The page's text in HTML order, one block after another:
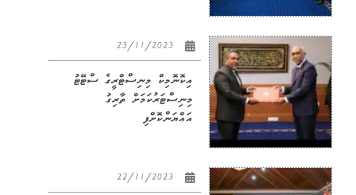
އިކޮނޮމިކް މިނިސްޓްރީގެ ސްޓޭޓު
މިނިސްޓަރުކަމަށް ތާރިގު
އައްޔަންކޮށްފި